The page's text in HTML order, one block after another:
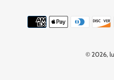
© 2026,